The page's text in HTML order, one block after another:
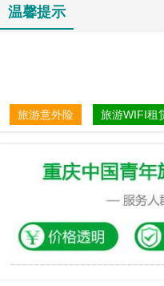
温馨提示
旅游意外险 旅游WIFI租